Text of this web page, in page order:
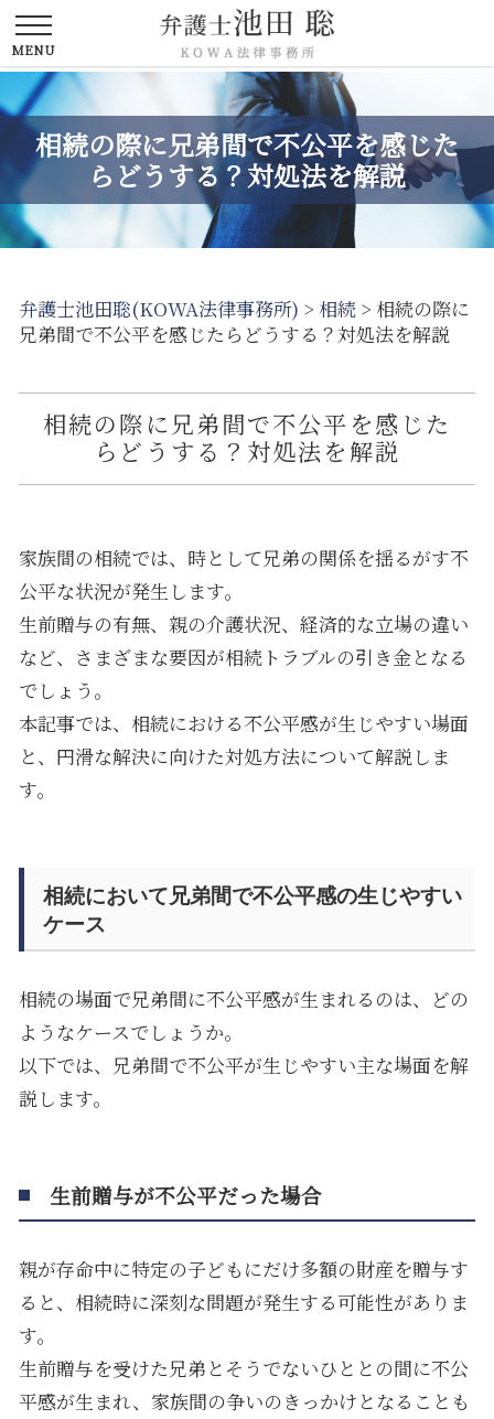
相続の際に兄弟間で不公平を感じた
らどうする？対処法を解説
弁護士池田聡(KOWA法律事務所) > 相続 > 相続の際に
兄弟間で不公平を感じたらどうする？対処法を解説
相続の際に兄弟間で不公平を感じた
らどうする？対処法を解説
家族間の相続では、時として兄弟の関係を揺るがす不
公平な状況が発生します。
生前贈与の有無、親の介護状況、経済的な立場の違い
など、さまざまな要因が相続トラブルの引き金となる
でしょう。
本記事では、相続における不公平感が生じやすい場面
と、円滑な解決に向けた対処方法について解説しま
す。
相続において兄弟間で不公平感の生じやすい
ケース
相続の場面で兄弟間に不公平感が生まれるのは、どの
ようなケースでしょうか。
以下では、兄弟間で不公平が生じやすい主な場面を解
説します。
生前贈与が不公平だった場合
親が存命中に特定の子どもにだけ多額の財産を贈与す
ると、相続時に深刻な問題が発生する可能性がありま
す。
生前贈与を受けた兄弟とそうでないひととの間に不公
平感が生まれ、家族間の争いのきっかけとなることも